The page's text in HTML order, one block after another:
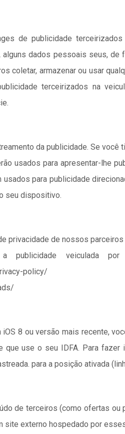
de publicidade
dados pessoais seus, de
coletar, armazenar ou usar
terceirizados na
da publicidade. Se
usados para apresentar-lhe
para publicidade
seu dispositivo.
privacidade de nossos
veiculada por
privacy-policy/
8 ou versão mais recente,
que use o seu IDFA. Para
para a posição ativada
de terceiros (como ofertas
site externo hospedado por